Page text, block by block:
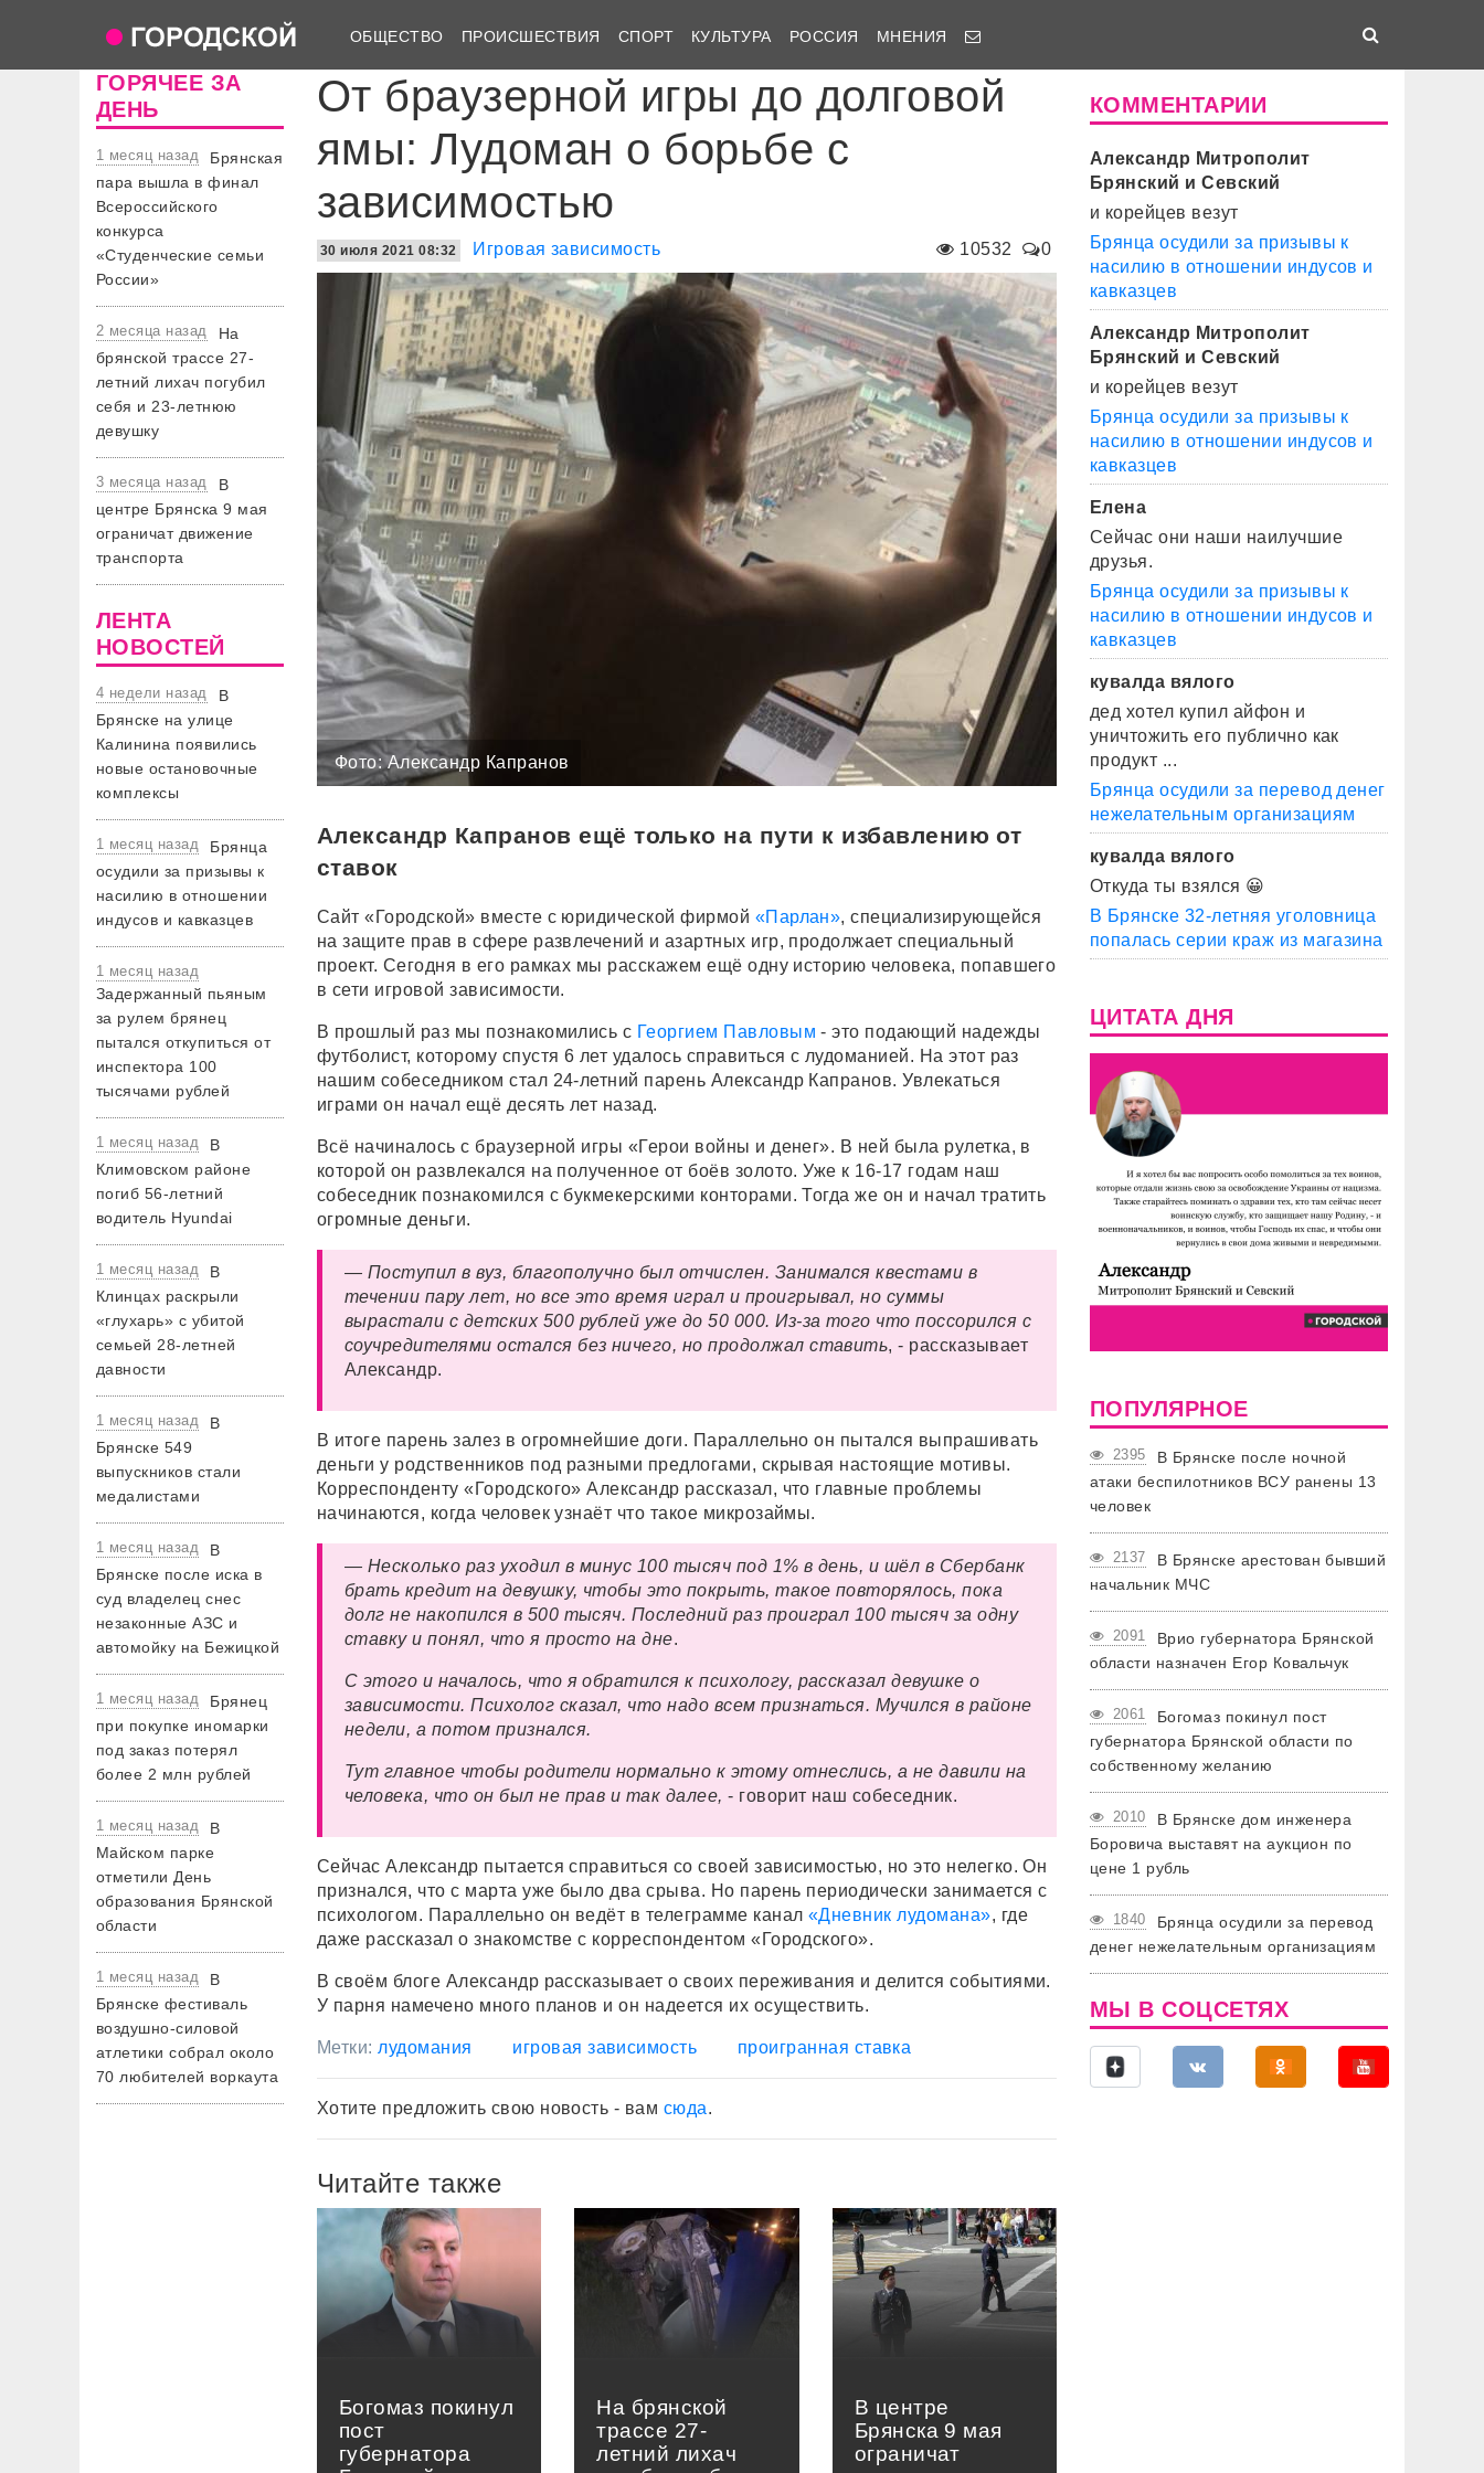
ОБЩЕСТВО ПРОИСШЕСТВИЯ СПОРТ КУЛЬТУРА РОССИЯ МНЕНИЯ
ГОРЯЧЕЕ ЗА
ДЕНЬ
1 месяц назад
Брянская
пара вышла в финал
Всероссийского
конкурса
«Студенческие семьи
России»
2 месяца назад
На
брянской трассе 27-
летний лихач погубил
себя и 23-летнюю
девушку
3 месяца назад
В
центре Брянска 9 мая
ограничат движение
транспорта
ЛЕНТА
НОВОСТЕЙ
4 недели назад
В
Брянске на улице
Калинина появились
новые остановочные
комплексы
1 месяц назад
Брянца
осудили за призывы к
насилию в отношении
индусов и кавказцев
1 месяц назад
Задержанный пьяным
за рулем брянец
пытался откупиться от
инспектора 100
тысячами рублей
1 месяц назад
В
Климовском районе
погиб 56-летний
водитель Hyundai
1 месяц назад
В
Клинцах раскрыли
«глухарь» с убитой
семьей 28-летней
давности
1 месяц назад
В
Брянске 549
выпускников стали
медалистами
1 месяц назад
В
Брянске после иска в
суд владелец снес
незаконные АЗС и
автомойку на Бежицкой
1 месяц назад
Брянец
при покупке иномарки
под заказ потерял
более 2 млн рублей
1 месяц назад
В
Майском парке
отметили День
образования Брянской
области
1 месяц назад
В
Брянске фестиваль
воздушно-силовой
атлетики собрал около
70 любителей воркаута
От браузерной игры до долговой
ямы: Лудоман о борьбе с
зависимостью
10532 0
30 июля 2021 08:32 Игровая зависимость
Фото: Александр Капранов
Александр Капранов ещё только на пути к избавлению от
ставок
Сайт «Городской» вместе с юридической фирмой «Парлан», специализирующейся
на защите прав в сфере развлечений и азартных игр, продолжает специальный
проект. Сегодня в его рамках мы расскажем ещё одну историю человека, попавшего
в сети игровой зависимости.
В прошлый раз мы познакомились с Георгием Павловым - это подающий надежды
футболист, которому спустя 6 лет удалось справиться с лудоманией. На этот раз
нашим собеседником стал 24-летний парень Александр Капранов. Увлекаться
играми он начал ещё десять лет назад.
Всё начиналось с браузерной игры «Герои войны и денег». В ней была рулетка, в
которой он развлекался на полученное от боёв золото. Уже к 16-17 годам наш
собеседник познакомился с букмекерскими конторами. Тогда же он и начал тратить
огромные деньги.
— Поступил в вуз, благополучно был отчислен. Занимался квестами в
течении пару лет, но все это время играл и проигрывал, но суммы
вырастали с детских 500 рублей уже до 50 000. Из-за того что поссорился с
соучредителями остался без ничего, но продолжал ставить, - рассказывает
Александр.
В итоге парень залез в огромнейшие доги. Параллельно он пытался выпрашивать
деньги у родственников под разными предлогами, скрывая настоящие мотивы.
Корреспонденту «Городского» Александр рассказал, что главные проблемы
начинаются, когда человек узнаёт что такое микрозаймы.
— Несколько раз уходил в минус 100 тысяч под 1% в день, и шёл в Сбербанк
брать кредит на девушку, чтобы это покрыть, такое повторялось, пока
долг не накопился в 500 тысяч. Последний раз проиграл 100 тысяч за одну
ставку и понял, что я просто на дне.
С этого и началось, что я обратился к психологу, рассказал девушке о
зависимости. Психолог сказал, что надо всем признаться. Мучился в районе
недели, а потом признался.
Тут главное чтобы родители нормально к этому отнеслись, а не давили на
человека, что он был не прав и так далее,- говорит наш собеседник.
Сейчас Александр пытается справиться со своей зависимостью, но это нелегко. Он
признался, что с марта уже было два срыва. Но парень периодически занимается с
психологом. Параллельно он ведёт в телеграмме канал «Дневник лудомана», где
даже рассказал о знакомстве с корреспондентом «Городского».
В своём блоге Александр рассказывает о своих переживания и делится событиями.
У парня намечено много планов и он надеется их осуществить.
Метки: лудомания игровая зависимость проигранная ставка
Хотите предложить свою новость - вам сюда.
Читайте также
Богомаз покинул
пост
губернатора
На брянской
трассе 27-
летний лихач
В центре
Брянска 9 мая
ограничат
КОММЕНТАРИИ
Александр Митрополит
Брянский и Севский
и корейцев везут
Брянца осудили за призывы к
насилию в отношении индусов и
кавказцев
Александр Митрополит
Брянский и Севский
и корейцев везут
Брянца осудили за призывы к
насилию в отношении индусов и
кавказцев
Елена
Сейчас они наши наилучшие
друзья.
Брянца осудили за призывы к
насилию в отношении индусов и
кавказцев
кувалда вялого
дед хотел купил айфон и
уничтожить его публично как
продукт ...
Брянца осудили за перевод денег
нежелательным организациям
кувалда вялого
Откуда ты взялся 😀
В Брянске 32-летняя уголовница
попалась серии краж из магазина
ЦИТАТА ДНЯ
ПОПУЛЯРНОЕ
2395
В Брянске после ночной
атаки беспилотников ВСУ ранены 13
человек
2137
В Брянске арестован бывший
начальник МЧС
2091
Врио губернатора Брянской
области назначен Егор Ковальчук
2061
Богомаз покинул пост
губернатора Брянской области по
собственному желанию
2010
В Брянске дом инженера
Боровича выставят на аукцион по
цене 1 рубль
1840
Брянца осудили за перевод
денег нежелательным организациям
МЫ В СОЦСЕТЯХ